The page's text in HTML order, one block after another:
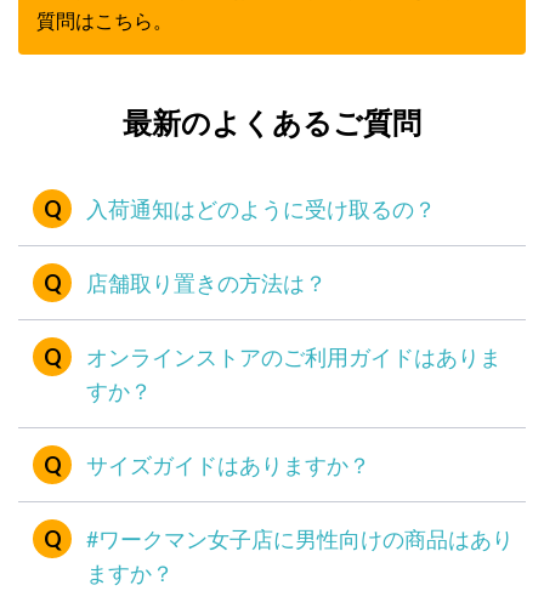
質問はこちら。
最新のよくあるご質問
入荷通知はどのように受け取るの？
店舗取り置きの方法は？
オンラインストアのご利用ガイドはありま
すか？
サイズガイドはありますか？
#ワークマン女子店に男性向けの商品はあり
ますか？